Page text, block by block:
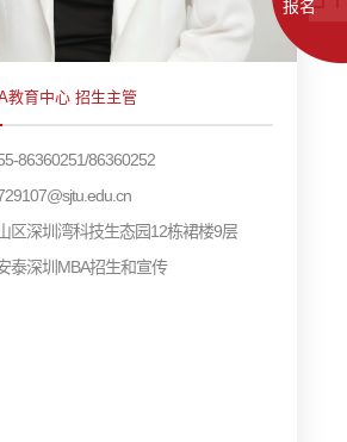
报名
教育中心 招生主管
86360251/86360252
区深圳湾科技生态园12栋裙楼9层
泰深圳MBA招生和宣传